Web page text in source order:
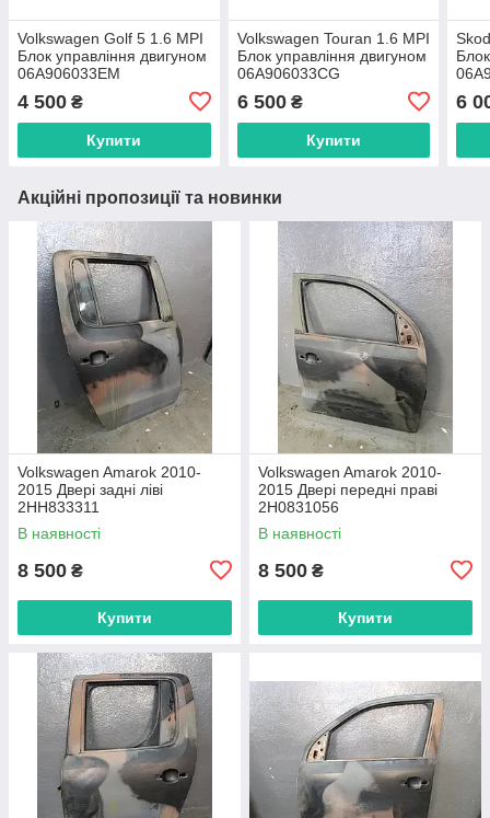
Volkswagen Golf 5 1.6 MPI
Блок управління двигуном
06A906033EM
4 500 ₴
Купити
Volkswagen Touran 1.6 MPI
Блок управління двигуном
06A906033CG
6 500₴
Купити
6
Акційні пропозиції та новинки
Volkswagen Amarok 2010-
2015 Двері задні ліві
2HH833311
В наявності
8 500 ₴
Купити
Volkswagen Amarok 2010-
2015 Двері передні праві
2H0831056
В наявності
8 500 ₴
Купити